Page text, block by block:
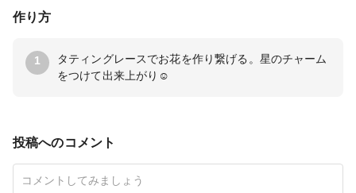
作り方
1
タティングレースでお花を作り繋げる。星のチャーム
をつけて出来上がり☺️
投稿へのコメント